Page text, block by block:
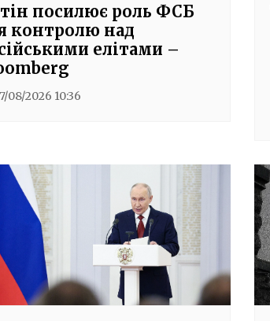
посилює роль ФСБ
контролю над
елітами –
08/2026 10:36